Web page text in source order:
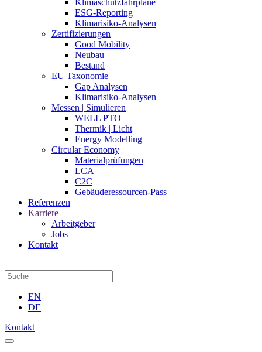
Klimaschutzfahrpläne
ESG-Reporting
Klimarisiko-Analysen
Zertifizierungen
Good Mobility
Neubau
Bestand
EU Taxonomie
Gap Analysen
Klimarisiko-Analysen
Messen | Simulieren
WELL PTO
Thermik | Licht
Energy Modelling
Circular Economy
Materialprüfungen
LCA
C2C
Gebäuderessourcen-Pass
Referenzen
Karriere
Arbeitgeber
Jobs
Kontakt
EN
DE
Kontakt